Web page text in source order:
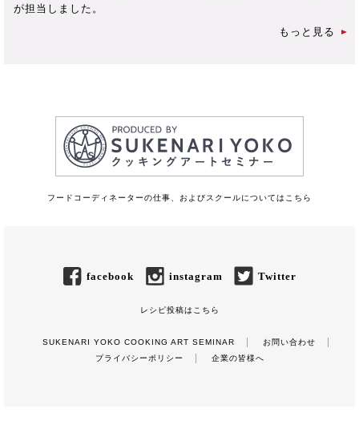
が担当しました。
もっと見る
フードコーディネーターの仕事、およびスクールについてはこちら
facebook instagram Twitter
レシピ投稿はこちら
SUKENARI YOKO COOKING ART SEMINAR
お問い合わせ
プライバシーポリシー
企業の皆様へ